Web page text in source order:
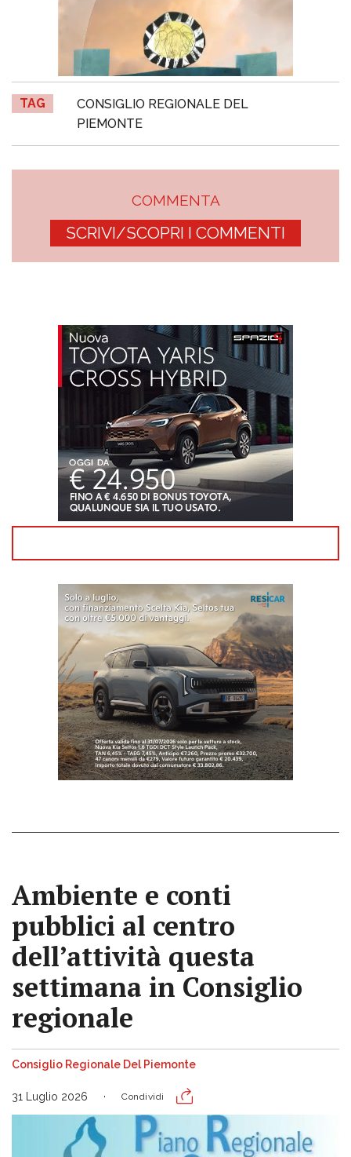
TAG
CONSIGLIO REGIONALE DEL
PIEMONTE
COMMENTA
SCRIVI/SCOPRI I COMMENTI
Ambiente e conti
pubblici al centro
dell’attività questa
settimana in Consiglio
regionale
Consiglio Regionale Del Piemonte
31 Luglio 2026 Condividi